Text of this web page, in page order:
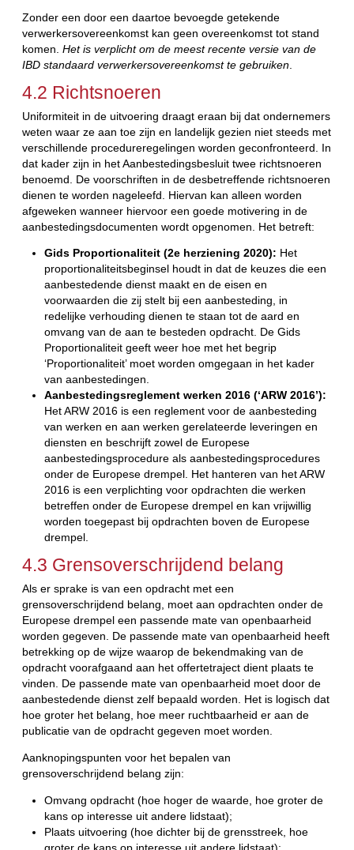
Zonder een door een daartoe bevoegde getekende
verwerkersovereenkomst kan geen overeenkomst tot stand
komen.Het is verplicht om de meest recente versie van de
IBD standaard verwerkersovereenkomst te gebruiken
4.2 Richtsnoeren
Uniformiteit in de uitvoering draagt eraan bij dat ondernemers
weten waar ze aan toe zijn en landelijk gezien niet steeds met
verschillende procedureregelingen worden geconfronteerd. In
dat kader zijn in het Aanbestedingsbesluit twee richtsnoeren
benoemd. De voorschriften in de desbetreffende richtsnoeren
dienen te worden nageleefd. Hiervan kan alleen worden
afgeweken wanneer hiervoor een goede motivering in de
aanbestedingsdocumenten wordt opgenomen. Het betreft:
Gids Proportionaliteit (2e herziening 2020): Het
proportionaliteitsbeginsel houdt in dat de keuzes die een
aanbestedende dienst maakt en de eisen en
voorwaarden die zij stelt bij een aanbesteding, in
redelijke verhouding dienen te staan tot de aard en
omvang van de aan te besteden opdracht. De Gids
Proportionaliteit geeft weer hoe met het begrip
‘Proportionaliteit’ moet worden omgegaan in het kader
van aanbestedingen.
Aanbestedingsreglement werken 2016 (‘ARW 2016’):
Het ARW 2016 is een reglement voor de aanbesteding
van werken en aan werken gerelateerde leveringen en
diensten en beschrijft zowel de Europese
aanbestedingsprocedure als aanbestedingsprocedures
onder de Europese drempel. Het hanteren van het ARW
2016 is een verplichting voor opdrachten die werken
betreffen onder de Europese drempel en kan vrijwillig
worden toegepast bij opdrachten boven de Europese
drempel.
4.3 Grensoverschrijdend belang
Als er sprake is van een opdracht met een
grensoverschrijdend belang, moet aan opdrachten onder de
Europese drempel een passende mate van openbaarheid
worden gegeven. De passende mate van openbaarheid heeft
betrekking op de wijze waarop de bekendmaking van de
opdracht voorafgaand aan het offertetraject dient plaats te
vinden. De passende mate van openbaarheid moet door de
aanbestedende dienst zelf bepaald worden. Het is logisch dat
hoe groter het belang, hoe meer ruchtbaarheid er aan de
publicatie van de opdracht gegeven moet worden.
Aanknopingspunten voor het bepalen van
grensoverschrijdend belang zijn:
Omvang opdracht (hoe hoger de waarde, hoe groter de
kans op interesse uit andere lidstaat);
Plaats uitvoering (hoe dichter bij de grensstreek, hoe